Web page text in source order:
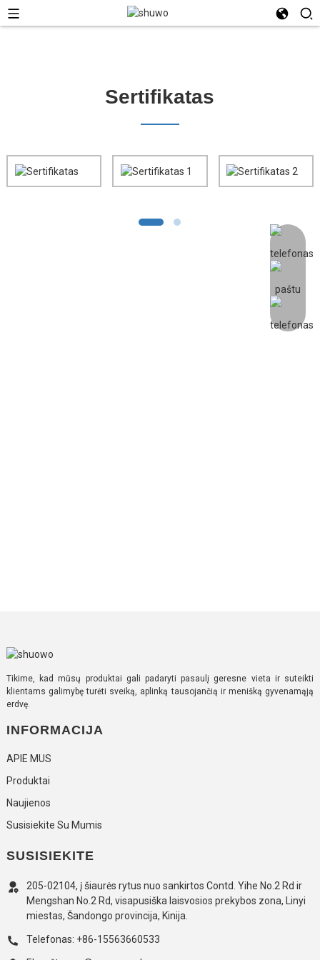
Sertifikatas
Tikime, kad mūsų produktai gali padaryti pasaulį geresne vieta ir suteikti
klientams galimybę turėti sveiką, aplinką tausojančią ir menišką gyvenamąją
erdvę.
INFORMACIJA
APIE MUS
Produktai
Naujienos
Susisiekite Su Mumis
SUSISIEKITE
205-02104, į šiaurės rytus nuo sankirtos Contd. Yihe No.2 Rd ir
Mengshan No.2 Rd, visapusiška laisvosios prekybos zona, Linyi
miestas, Šandongo provincija, Kinija.
Telefonas: +86-15563660533